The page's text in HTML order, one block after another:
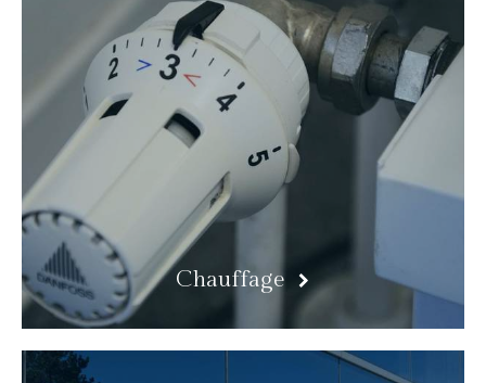
Chauffage